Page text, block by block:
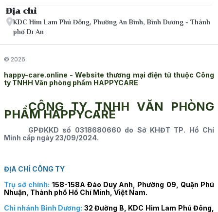
Địa chỉ
KDC Him Lam Phú Đông, Phường An Bình, Bình Dương - Thành
phố Dĩ An
© 2026
happy-care.online - Website thương mại điện tử thuộc Công
ty TNHH Văn phòng phẩm HAPPYCARE
CÔNG TY TNHH VĂN PHÒNG
PHẨM HAPPYCARE
GPĐKKD số 0318680660 do Sở KHĐT TP. Hồ Chí
Minh cấp ngày 23/09/2024.
ĐỊA CHỈ CÔNG TY
Trụ sở chính: 158-158A Đào Duy Anh, Phường 09, Quận Phú
Nhuận, Thành phố Hồ Chí Minh, Việt Nam.
Chi nhánh Bình Dương: 32 Đường B, KDC Him Lam Phú Đông,